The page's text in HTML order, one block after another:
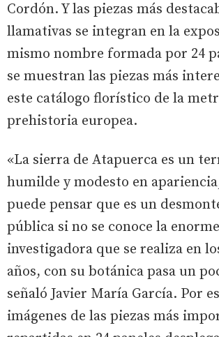
Cordón. Y las piezas más
llamativas se integran en la
mismo nombre formada por 24
se muestran las piezas más
este catálogo florístico de la
prehistoria europea.
«La sierra de Atapuerca es un
humilde y modesto en
puede pensar que es un
pública si no se conoce la
investigadora que se realiza en
años, con su botánica pasa un
señaló Javier María García. Por
imágenes de las piezas más